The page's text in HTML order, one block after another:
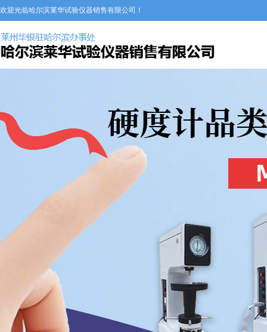
欢迎光临哈尔滨莱华试验仪器销售有限公司！